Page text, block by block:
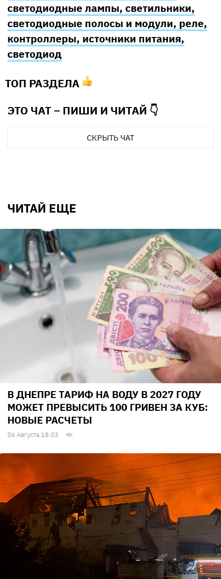
светодиодные лампы, светильники,
светодиодные полосы и модули, реле,
контроллеры, источники питания,
светодиод
ТОП РАЗДЕЛА
ЭТО ЧАТ – ПИШИ И ЧИТАЙ 👇
СКРЫТЬ ЧАТ
ЧИТАЙ ЕЩЕ
В ДНЕПРЕ ТАРИФ НА ВОДУ В 2027 ГОДУ
МОЖЕТ ПРЕВЫСИТЬ 100 ГРИВЕН ЗА КУБ:
НОВЫЕ РАСЧЕТЫ
06 Августа 18:03